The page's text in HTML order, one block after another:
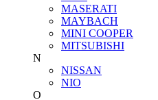
MASERATI
MAYBACH
MINI COOPER
MITSUBISHI
N
NISSAN
NIO
O